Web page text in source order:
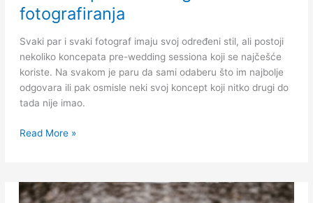
fotografiranja
Svaki par i svaki fotograf imaju svoj određeni stil, ali postoji
nekoliko koncepata pre-wedding sessiona koji se najčešće
koriste. Na svakom je paru da sami odaberu što im najbolje
odgovara ili pak osmisle neki svoj koncept koji nitko drugi do
tada nije imao.
pre-
wedding
fotografiranja
Read More »